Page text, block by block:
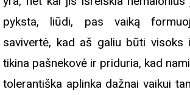
pyksta, liūdi, pas vaiką
savivertė, kad aš galiu būti visoks
tikina pašnekovė ir priduria, kad
tolerantiška aplinka dažnai vaikui